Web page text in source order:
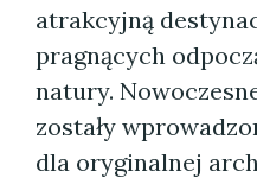
atrakcyjną
pragnących
natury.
zostały
dla oryginalnej